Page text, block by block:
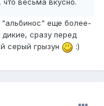
весьма вкусно.
еще более-
дикие, сразу перед
серый грызун
:)